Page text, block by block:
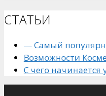
СТАТЬИ
— Самый
Возможности
С чего начинается